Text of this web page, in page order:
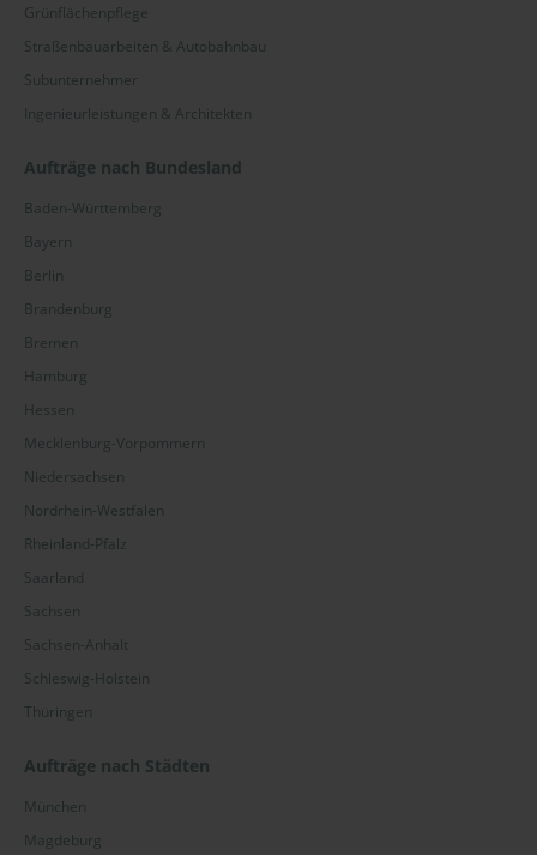
Grünflächenpflege
Straßenbauarbeiten & Autobahnbau
Subunternehmer
Ingenieurleistungen & Architekten
Aufträge nach Bundesland
Baden-Württemberg
Bayern
Berlin
Brandenburg
Bremen
Hamburg
Hessen
Mecklenburg-Vorpommern
Niedersachsen
Nordrhein-Westfalen
Rheinland-Pfalz
Saarland
Sachsen
Sachsen-Anhalt
Schleswig-Holstein
Thüringen
Aufträge nach Städten
München
Magdeburg